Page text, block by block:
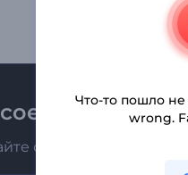
о последних
Что-то пошло
wrong.